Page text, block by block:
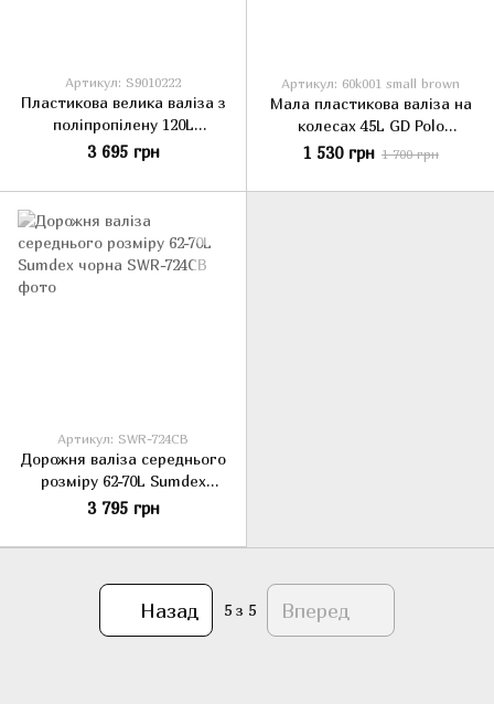
Артикул: S9010222
Пластикова велика валіза з
поліпропілену 120L
Reymond чорна
3 695 грн
Артикул: 60k001 small brown
Мала пластикова валіза на
колесах 45L GD Polo
коричнева
1 530 грн 1 700 грн
Артикул: SWR-724CB
Дорожня валіза середнього
розміру 62-70L Sumdex
чорна
3 795 грн
Назад 5 з 5 Вперед